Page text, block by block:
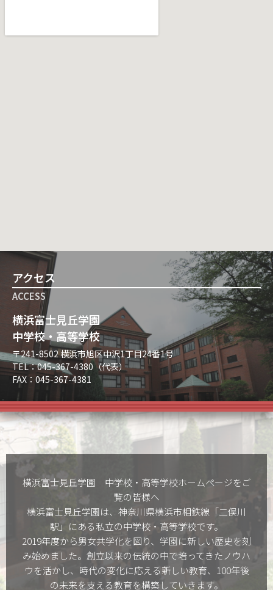
アクセス
ACCESS
横浜富士見丘学園
中学校・高等学校
〒241-8502 横浜市旭区中沢1丁目24番1号
TEL：045-367-4380（代表）
FAX：045-367-4381
横浜富士見丘学園 中学校・高等学校ホームぺージをご
覧の皆様へ
横浜富士見丘学園は、神奈川県横浜市相鉄線「二俣川
駅」にある私立の中学校・高等学校です。
2019年度から男女共学化を図り、学園に新しい歴史を刻
み始めました。創立以来の伝統の中で培ってきたノウハ
ウを活かし、時代の変化に応える新しい教育、100年後
の未来を支える教育を構築していきます。